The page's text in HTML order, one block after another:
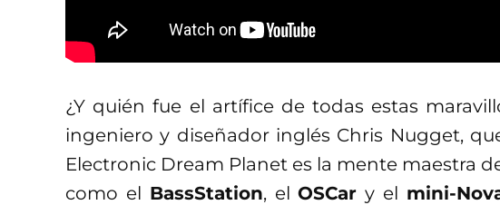
¿Y quién fue el artífice de todas estas
ingeniero y diseñador inglés Chris Nugget,
Electronic Dream Planet es la mente maestra
como el BassStation, elOSCar y el mini-